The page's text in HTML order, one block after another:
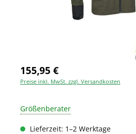
155,95 €
Preise inkl. MwSt. zzgl. Versandkosten
Größenberater
Lieferzeit: 1–2 Werktage